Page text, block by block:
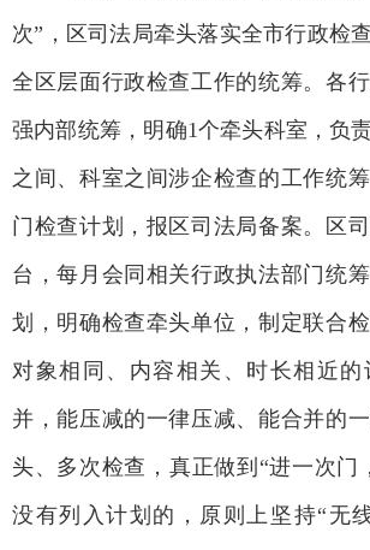
次”，区司法局牵头落实全市行政检
全区层面行政检查工作的统筹。各
强内部统筹，明确1个牵头科室，负
之间、科室之间涉企检查的工作统
门检查计划，报区司法局备案。区
台，每月会同相关行政执法部门统
划，明确检查牵头单位，制定联合
对象相同、内容相关、时长相近的
并，能压减的一律压减、能合并的
头、多次检查，真正做到“进一次门
没有列入计划的，原则上坚持“无